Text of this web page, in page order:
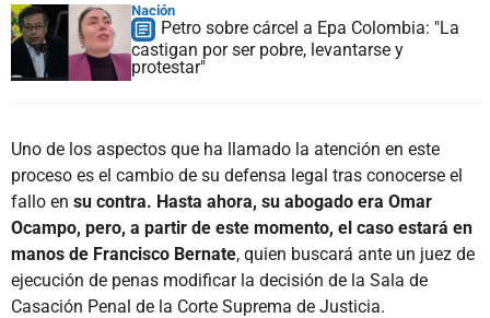
Nación
Petro sobre cárcel a Epa Colombia: "La
castigan por ser pobre, levantarse y
protestar"
Uno de los aspectos que ha llamado la atención en este
proceso es el cambio de su defensa legal tras conocerse el
fallo en su contra. Hasta ahora, su abogado era Omar
Ocampo, pero, a partir de este momento, el caso estará en
manos de Francisco Bernate, quien buscará ante un juez de
ejecución de penas modificar la decisión de la Sala de
Casación Penal de la Corte Suprema de Justicia.